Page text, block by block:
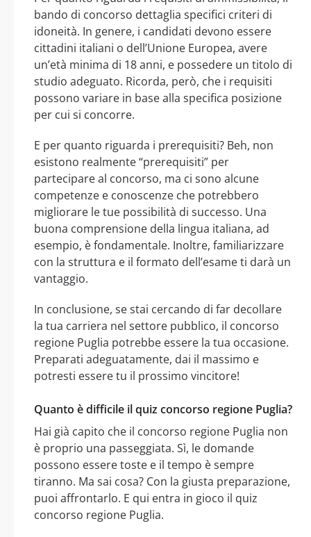
bando di concorso dettaglia specifici criteri di
idoneità. In genere, i candidati devono essere
cittadini italiani o dell’Unione Europea, avere
un’età minima di 18 anni, e possedere un titolo di
studio adeguato. Ricorda, però, che i requisiti
possono variare in base alla specifica posizione
per cui si concorre.
E per quanto riguarda i prerequisiti? Beh, non
esistono realmente “prerequisiti” per
partecipare al concorso, ma ci sono alcune
competenze e conoscenze che potrebbero
migliorare le tue possibilità di successo. Una
buona comprensione della lingua italiana, ad
esempio, è fondamentale. Inoltre, familiarizzare
con la struttura e il formato dell’esame ti darà un
vantaggio.
In conclusione, se stai cercando di far decollare
la tua carriera nel settore pubblico, il concorso
regione Puglia potrebbe essere la tua occasione.
Preparati adeguatamente, dai il massimo e
potresti essere tu il prossimo vincitore!
Quanto è difficile il quiz concorso regione Puglia?
Hai già capito che il concorso regione Puglia non
è proprio una passeggiata. Sì, le domande
possono essere toste e il tempo è sempre
tiranno. Ma sai cosa? Con la giusta preparazione,
puoi affrontarlo. E qui entra in gioco il quiz
concorso regione Puglia.